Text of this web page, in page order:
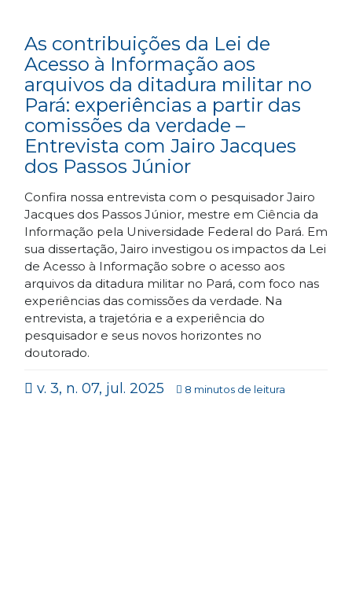
As contribuições da Lei de
Acesso à Informação aos
arquivos da ditadura militar no
Pará: experiências a partir das
comissões da verdade –
Entrevista com Jairo Jacques
dos Passos Júnior
Confira nossa entrevista com o pesquisador Jairo
Jacques dos Passos Júnior, mestre em Ciência da
Informação pela Universidade Federal do Pará. Em
sua dissertação, Jairo investigou os impactos da Lei
de Acesso à Informação sobre o acesso aos
arquivos da ditadura militar no Pará, com foco nas
experiências das comissões da verdade. Na
entrevista, a trajetória e a experiência do
pesquisador e seus novos horizontes no
doutorado.
v. 3, n. 07, jul. 2025 8 minutos de leitura